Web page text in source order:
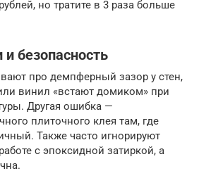
но тратите в 3 раза больше
безопасность
про демпферный зазор у стен,
винил «встают домиком» при
Другая ошибка —
плиточного клея там, где
Также часто игнорируют
с эпоксидной затиркой, а